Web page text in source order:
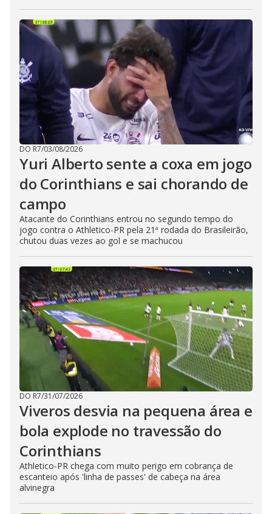
DO R7/03/08/2026
Yuri Alberto sente a coxa em jogo
do Corinthians e sai chorando de
campo
Atacante do Corinthians entrou no segundo tempo do
jogo contra o Athletico-PR pela 21ª rodada do Brasileirão,
chutou duas vezes ao gol e se machucou
DO R7/31/07/2026
Viveros desvia na pequena área e
bola explode no travessão do
Corinthians
Athletico-PR chega com muito perigo em cobrança de
escanteio após 'linha de passes' de cabeça na área
alvinegra